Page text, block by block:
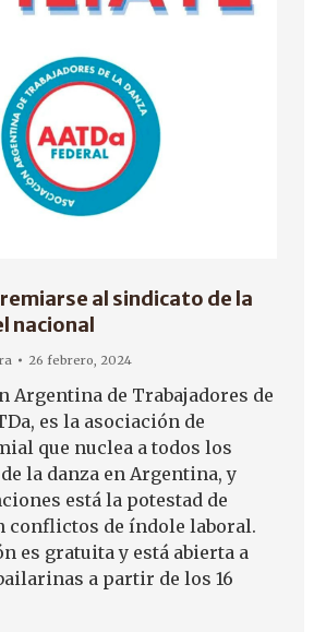
al sindicato de la
nacional
26 febrero, 2024
Argentina de Trabajadores de
es la asociación de
que nuclea a todos los
la danza en Argentina, y
está la potestad de
conflictos de índole laboral.
es gratuita y está abierta a
a partir de los 16